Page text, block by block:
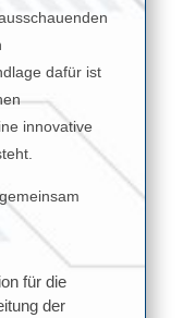
dafür ist
innovative
für die
der